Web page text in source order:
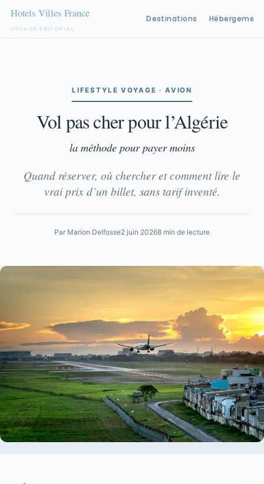
VOYAGE ÉDITORIAL
Destinations Hébergement
LIFESTYLE VOYAGE · AVION
Vol pas cher pour l’Algérie
la méthode pour payer moins
Quand réserver, où chercher et comment lire le
vrai prix d’un billet, sans tarif inventé.
Par Marion Delfosse2 juin 20268 min de lecture